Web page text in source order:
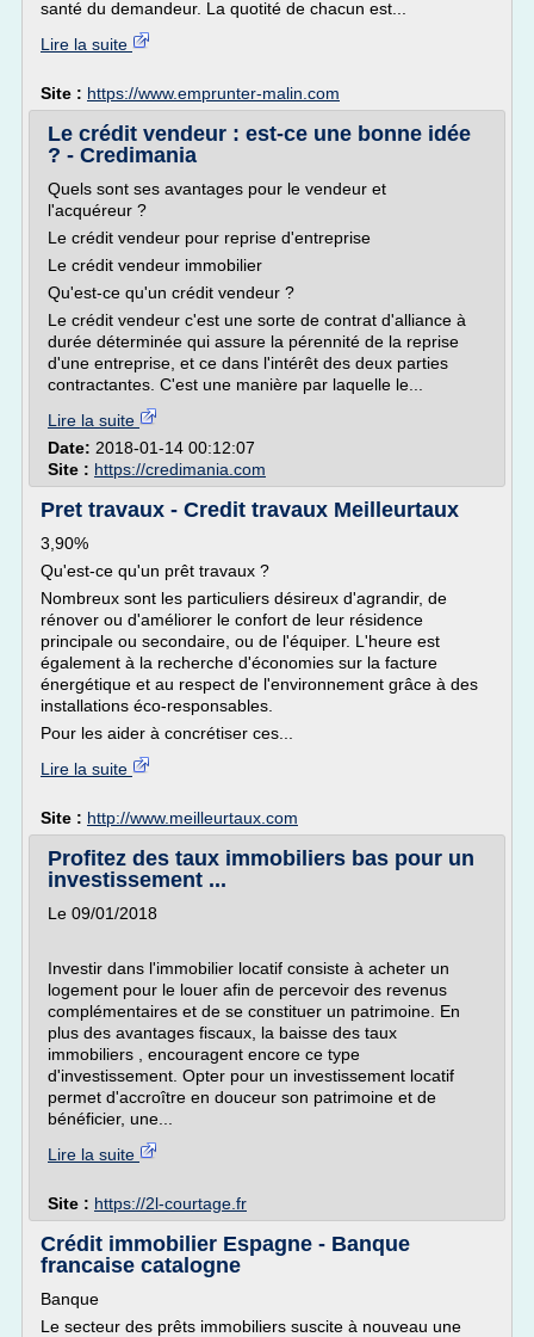
santé du demandeur. La quotité de chacun est...
Lire la suite
Site : https://www.emprunter-malin.com
Le crédit vendeur : est-ce une bonne idée
? - Credimania
Quels sont ses avantages pour le vendeur et
l'acquéreur ?
Le crédit vendeur pour reprise d'entreprise
Le crédit vendeur immobilier
Qu'est-ce qu'un crédit vendeur ?
Le crédit vendeur c'est une sorte de contrat d'alliance à
durée déterminée qui assure la pérennité de la reprise
d'une entreprise, et ce dans l'intérêt des deux parties
contractantes. C'est une manière par laquelle le...
Lire la suite
Date: 2018-01-14 00:12:07
Site : https://credimania.com
Pret travaux - Credit travaux Meilleurtaux
3,90%
Qu'est-ce qu'un prêt travaux ?
Nombreux sont les particuliers désireux d'agrandir, de
rénover ou d'améliorer le confort de leur résidence
principale ou secondaire, ou de l'équiper. L'heure est
également à la recherche d'économies sur la facture
énergétique et au respect de l'environnement grâce à des
installations éco-responsables.
Pour les aider à concrétiser ces...
Lire la suite
Site : http://www.meilleurtaux.com
Profitez des taux immobiliers bas pour un
investissement ...
Le 09/01/2018
Investir dans l'immobilier locatif consiste à acheter un
logement pour le louer afin de percevoir des revenus
complémentaires et de se constituer un patrimoine. En
plus des avantages fiscaux, la baisse des taux
immobiliers , encouragent encore ce type
d'investissement. Opter pour un investissement locatif
permet d'accroître en douceur son patrimoine et de
bénéficier, une...
Lire la suite
Site : https://2l-courtage.fr
Crédit immobilier Espagne - Banque
francaise catalogne
Banque
Le secteur des prêts immobiliers suscite à nouveau une